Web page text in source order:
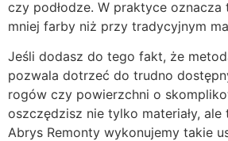
czy podłodze. W praktyce oznacza
mniej farby niż przy tradycyjnym
Jeśli dodasz do tego fakt, że
pozwala dotrzeć do trudno
rogów czy powierzchni o
oszczędzisz nie tylko materiały, ale
Abrys Remonty wykonujemy takie